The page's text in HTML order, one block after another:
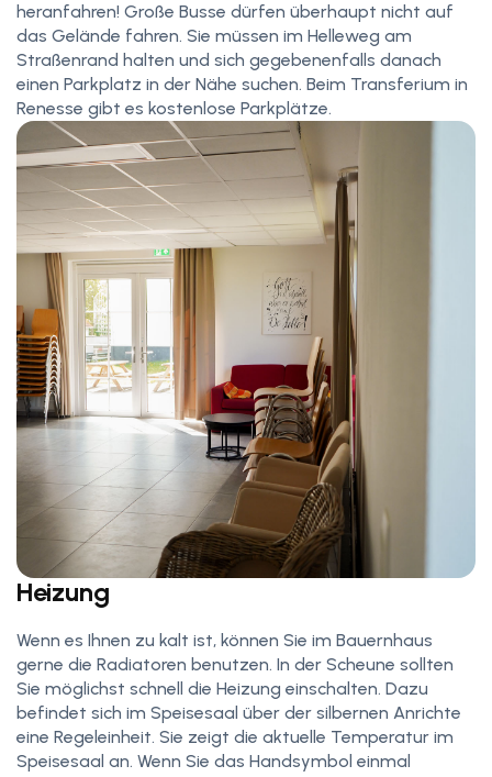
heranfahren! Große Busse dürfen überhaupt nicht auf
das Gelände fahren. Sie müssen im Helleweg am
Straßenrand halten und sich gegebenenfalls danach
einen Parkplatz in der Nähe suchen. Beim Transferium in
Renesse gibt es kostenlose Parkplätze.
Heizung
Wenn es Ihnen zu kalt ist, können Sie im Bauernhaus
gerne die Radiatoren benutzen. In der Scheune sollten
Sie möglichst schnell die Heizung einschalten. Dazu
befindet sich im Speisesaal über der silbernen Anrichte
eine Regeleinheit. Sie zeigt die aktuelle Temperatur im
Speisesaal an. Wenn Sie das Handsymbol einmal